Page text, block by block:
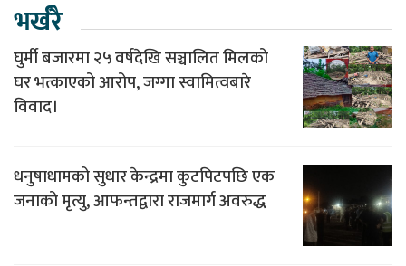
भर्खरै
घुर्मी बजारमा २५ वर्षदेखि सञ्चालित मिलको
घर भत्काएको आरोप, जग्गा स्वामित्वबारे
विवाद।
धनुषाधामको सुधार केन्द्रमा कुटपिटपछि एक
जनाको मृत्यु, आफन्तद्वारा राजमार्ग अवरुद्ध